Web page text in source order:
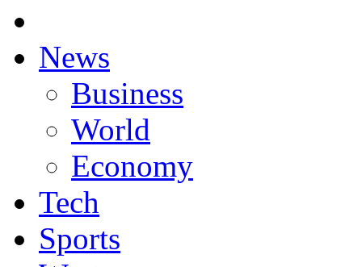
News
Business
World
Economy
Tech
Sports